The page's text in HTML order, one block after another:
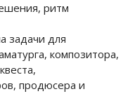
ритм
задачи для
композитора,
продюсера и